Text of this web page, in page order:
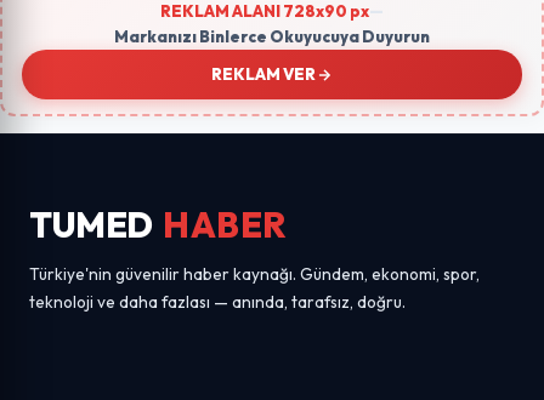
REKLAM ALANI 728x90 px
Markanızı Binlerce Okuyucuya Duyurun
REKLAM VER
TUMED HABER
Türkiye'nin güvenilir haber kaynağı. Gündem, ekonomi, spor,
teknoloji ve daha fazlası — anında, tarafsız, doğru.